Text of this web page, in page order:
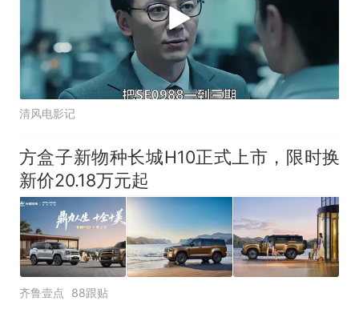
清风电影记
方盒子新物种长城H10正式上市，限时换
新价20.18万元起
齐鲁壹点 88跟贴